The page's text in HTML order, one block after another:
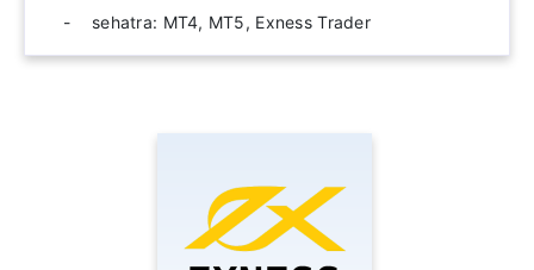
sehatra: MT4, MT5, Exness Trader